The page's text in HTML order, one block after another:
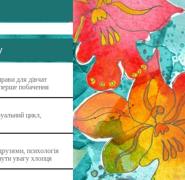
для дівчат
побачення
цикл,
психологія
увагу хлопця